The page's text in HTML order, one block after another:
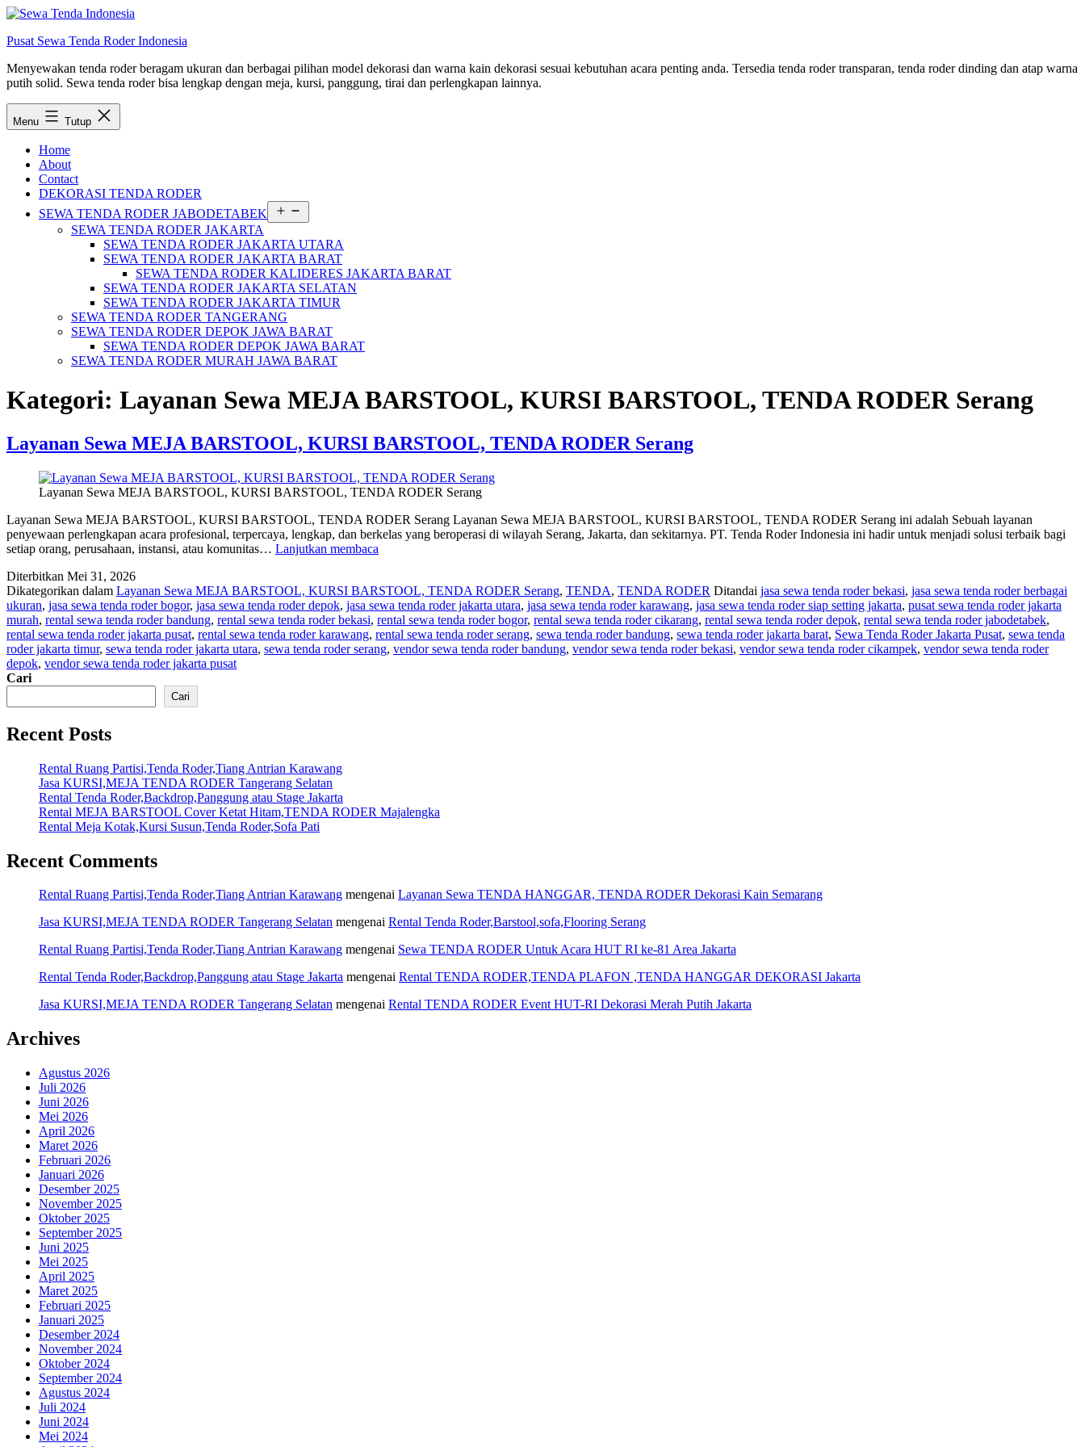
Lewati
konten
Pusat Sewa Tenda Roder Indonesia
Menyewakan tenda roder beragam ukuran dan berbagai pilihan model dekorasi dan warna kain dekorasi sesuai kebutuhan acara penting anda. Tersedia tenda roder transparan, tenda roder dinding dan atap warna
putih solid. Sewa tenda roder bisa lengkap dengan meja, kursi, panggung, tirai dan perlengkapan lainnya.
Menu Tutup
Home
About
Contact
DEKORASI TENDA RODER
SEWA TENDA RODER JABODETABEK
menu
SEWA TENDA RODER JAKARTA
SEWA TENDA RODER JAKARTA UTARA
SEWA TENDA RODER JAKARTA BARAT
SEWA TENDA RODER KALIDERES JAKARTA BARAT
SEWA TENDA RODER JAKARTA SELATAN
SEWA TENDA RODER JAKARTA TIMUR
SEWA TENDA RODER TANGERANG
SEWA TENDA RODER DEPOK JAWA BARAT
SEWA TENDA RODER DEPOK JAWA BARAT
SEWA TENDA RODER MURAH JAWA BARAT
Kategori: Layanan Sewa MEJA BARSTOOL, KURSI BARSTOOL, TENDA RODER Serang
Layanan Sewa MEJA BARSTOOL, KURSI BARSTOOL, TENDA RODER Serang
Layanan Sewa MEJA BARSTOOL, KURSI BARSTOOL, TENDA RODER Serang
Layanan Sewa MEJA BARSTOOL, KURSI BARSTOOL, TENDA RODER Serang Layanan Sewa MEJA BARSTOOL, KURSI BARSTOOL, TENDA RODER Serang ini adalah Sebuah layanan
penyewaan perlengkapan acara profesional, terpercaya, lengkap, dan berkelas yang beroperasi di wilayah Serang, Jakarta, dan sekitarnya. PT. Tenda Roder Indonesia ini hadir untuk menjadi solusi terbaik bagi
setiap orang, perusahaan, instansi, atau komunitas… Lanjutkan membaca
BARSTOOL,
KURSI
BARSTOOL,
TENDA
RODER
Diterbitkan Mei 31, 2026
Dikategorikan dalam Layanan Sewa MEJA BARSTOOL, KURSI BARSTOOL, TENDA RODER Serang, TENDA, TENDA RODER Ditandai jasa sewa tenda roder bekasi, jasa sewa tenda roder berbagai
ukuran, jasa sewa tenda roder bogor, jasa sewa tenda roder depok, jasa sewa tenda roder jakarta utara, jasa sewa tenda roder karawang, jasa sewa tenda roder siap setting jakarta, pusat sewa tenda roder jakarta
murah, rental sewa tenda roder bandung, rental sewa tenda roder bekasi, rental sewa tenda roder bogor, rental sewa tenda roder cikarang, rental sewa tenda roder depok, rental sewa tenda roder jabodetabek,
rental sewa tenda roder jakarta pusat, rental sewa tenda roder karawang, rental sewa tenda roder serang, sewa tenda roder bandung, sewa tenda roder jakarta barat, Sewa Tenda Roder Jakarta Pusat, sewa tenda
roder jakarta timur, sewa tenda roder jakarta utara, sewa tenda roder serang, vendor sewa tenda roder bandung, vendor sewa tenda roder bekasi, vendor sewa tenda roder cikampek, vendor sewa tenda roder
depok, vendor sewa tenda roder jakarta pusat
Cari
Cari
Recent Posts
Rental Ruang Partisi,Tenda Roder,Tiang Antrian Karawang
Jasa KURSI,MEJA TENDA RODER Tangerang Selatan
Rental Tenda Roder,Backdrop,Panggung atau Stage Jakarta
Rental MEJA BARSTOOL Cover Ketat Hitam,TENDA RODER Majalengka
Rental Meja Kotak,Kursi Susun,Tenda Roder,Sofa Pati
Recent Comments
Rental Ruang Partisi,Tenda Roder,Tiang Antrian Karawang mengenai Layanan Sewa TENDA HANGGAR, TENDA RODER Dekorasi Kain Semarang
Jasa KURSI,MEJA TENDA RODER Tangerang Selatan mengenai Rental Tenda Roder,Barstool,sofa,Flooring Serang
Rental Ruang Partisi,Tenda Roder,Tiang Antrian Karawang mengenai Sewa TENDA RODER Untuk Acara HUT RI ke-81 Area Jakarta
Rental Tenda Roder,Backdrop,Panggung atau Stage Jakarta mengenai Rental TENDA RODER,TENDA PLAFON ,TENDA HANGGAR DEKORASI Jakarta
Jasa KURSI,MEJA TENDA RODER Tangerang Selatan mengenai Rental TENDA RODER Event HUT-RI Dekorasi Merah Putih Jakarta
Archives
Agustus 2026
Juli 2026
Juni 2026
Mei 2026
April 2026
Maret 2026
Februari 2026
Januari 2026
Desember 2025
November 2025
Oktober 2025
September 2025
Juni 2025
Mei 2025
April 2025
Maret 2025
Februari 2025
Januari 2025
Desember 2024
November 2024
Oktober 2024
September 2024
Agustus 2024
Juli 2024
Juni 2024
Mei 2024